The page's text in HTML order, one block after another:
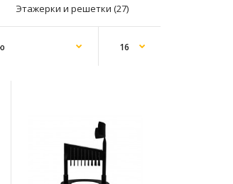
Этажерки и решетки (27)
с тандыром. Большая
встанет рядом с большим
ее..